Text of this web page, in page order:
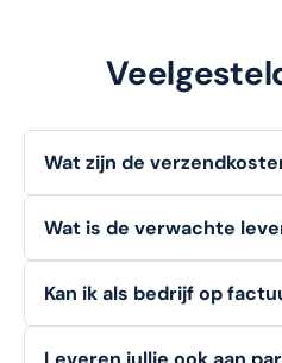
Wat zijn de
orderwaardevanaf €100
onder dit bedrag geldt een
€6,95.
Wat is de verwachte
doorgaans de volgende
Kan ik als bedrijf op